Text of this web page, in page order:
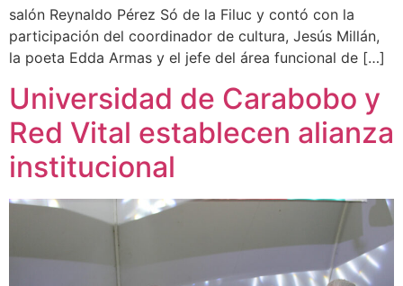
salón Reynaldo Pérez Só de la Filuc y contó con la
participación del coordinador de cultura, Jesús Millán,
la poeta Edda Armas y el jefe del área funcional de […]
Universidad de Carabobo y
Red Vital establecen alianza
institucional